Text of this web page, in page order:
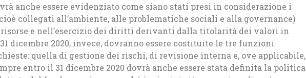
anche essere evidenziato come siano stati presi in considerazione i
collegati all’ambiente, alle problematiche sociali e alla governance)
e nell’esercizio dei diritti derivanti dalla titolarità dei valori in
dicembre 2020, invece, dovranno essere costituite le tre funzioni
quella di gestione dei rischi, di revisione interna e, ove applicabile,
entro il 31 dicembre 2020 dovrà anche essere stata definita la politica